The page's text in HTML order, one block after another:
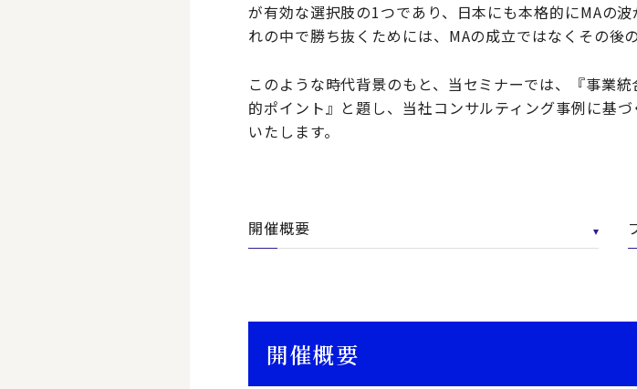
が有効な選択肢の1つであり、日本にも本格的にMAの
れの中で勝ち抜くためには、MAの成立ではなくその後
このような時代背景のもと、当セミナーでは、『事業
的ポイント』と題し、当社コンサルティング事例に基
いたします。
開催概要
開催概要